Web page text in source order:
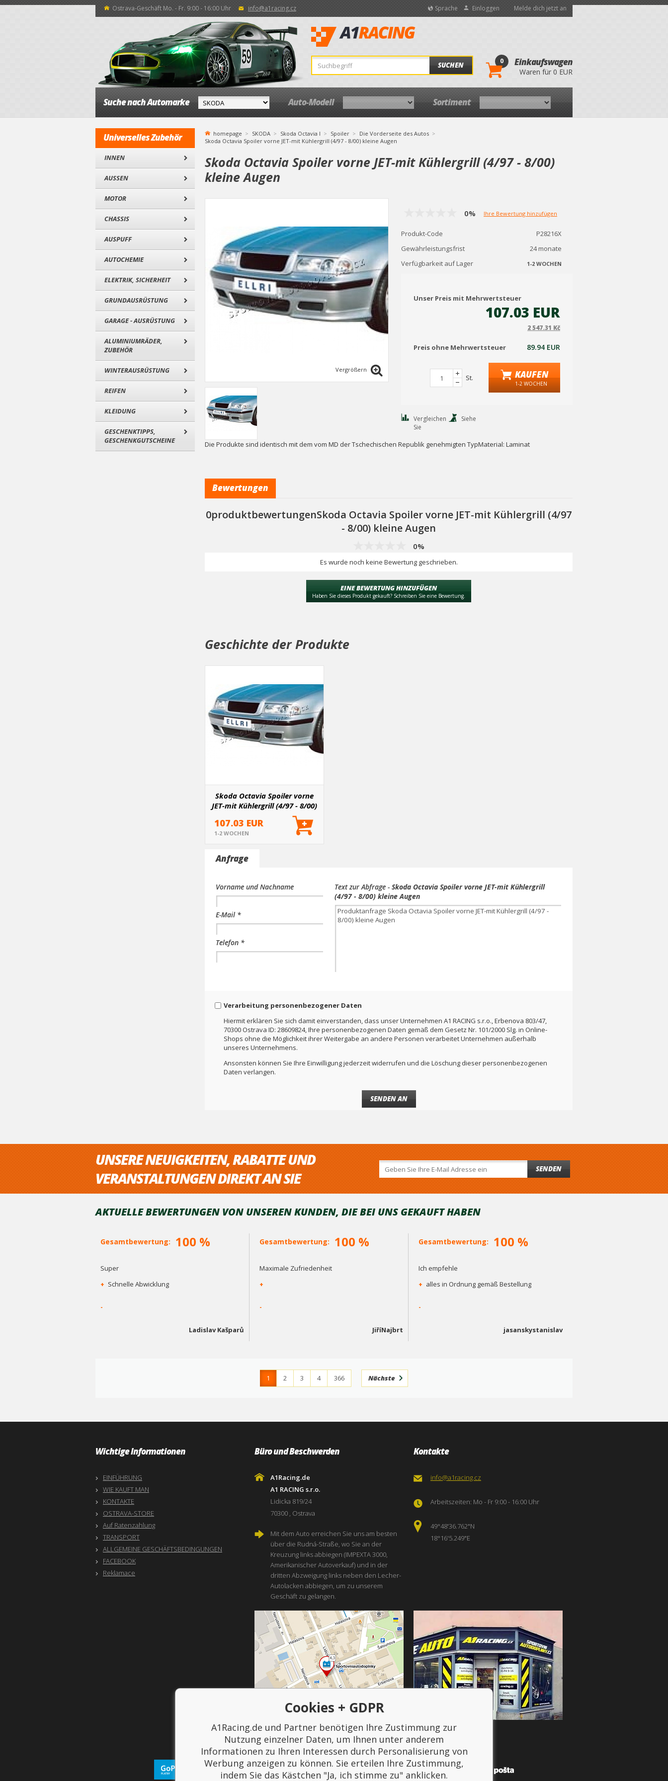
Ostrava-Geschäft Mo. - Fr. 9:00 - 16:00 Uhr info@a1racing.cz Sprache Einloggen Melde dich jetzt an
SUCHEN 0 Einkaufswagen
Waren für 0 EUR
Suche nach Automarke Auto-Modell Sortiment
Universelles Zubehör
INNEN
AUSSEN
MOTOR
CHASSIS
AUSPUFF
AUTOCHEMIE
ELEKTRIK, SICHERHEIT
GRUNDAUSRÜSTUNG
GARAGE - AUSRÜSTUNG
ALUMINIUMRÄDER,
ZUBEHÖR
WINTERAUSRÜSTUNG
REIFEN
KLEIDUNG
GESCHENKTIPPS,
GESCHENKGUTSCHEINE
homepage SKODA Skoda Octavia I Spoiler
Die Vorderseite des Autos
Skoda Octavia Spoiler vorne JET-mit Kühlergrill (4/97 - 8/00) kleine Augen
Skoda Octavia Spoiler vorne JET-mit Kühlergrill (4/97 - 8/00)
kleine Augen
Vergrößern
0% Ihre Bewertung hinzufügen
Produkt-Code
P28216X
Gewährleistungsfrist
24 monate
Verfügbarkeit auf Lager
1-2 WOCHEN
Unser Preis mit Mehrwertsteuer
107.03 EUR
2 547.31 Kč
Preis ohne Mehrwertsteuer 89.94 EUR
St. KAUFEN
1-2 WOCHEN
Vergleichen
Sie
Siehe
Die Produkte sind identisch mit dem vom MD der Tschechischen Republik genehmigten TypMaterial: Laminat
Bewertungen
0produktbewertungenSkoda Octavia Spoiler vorne JET-mit Kühlergrill (4/97
- 8/00) kleine Augen
0%
Es wurde noch keine Bewertung geschrieben.
EINE BEWERTUNG HINZUFÜGEN
Haben Sie dieses Produkt gekauft? Schreiben Sie eine Bewertung.
Geschichte der Produkte
Skoda Octavia Spoiler vorne
JET-mit Kühlergrill (4/97 - 8/00)
107.03 EUR
1-2 WOCHEN
Anfrage
Vorname und Nachname
E-Mail *
Telefon *
Text zur Abfrage - Skoda Octavia Spoiler vorne JET-mit Kühlergrill
(4/97 - 8/00) kleine Augen
Verarbeitung personenbezogener Daten
Hiermit erklären Sie sich damit einverstanden, dass unser Unternehmen A1 RACING s.r.o., Erbenova 803/47,
70300 Ostrava ID: 28609824, Ihre personenbezogenen Daten gemäß dem Gesetz Nr. 101/2000 Slg. in Online-
Shops ohne die Möglichkeit ihrer Weitergabe an andere Personen verarbeitet Unternehmen außerhalb
unseres Unternehmens.
Ansonsten können Sie Ihre Einwilligung jederzeit widerrufen und die Löschung dieser personenbezogenen
Daten verlangen.
UNSERE NEUIGKEITEN, RABATTE UND
VERANSTALTUNGEN DIREKT AN SIE
SENDEN
AKTUELLE BEWERTUNGEN VON UNSEREN KUNDEN, DIE BEI ​​UNS GEKAUFT HABEN
Gesamtbewertung: 100 %
Super
+ Schnelle Abwicklung
-
Ladislav Kašparů
Gesamtbewertung: 100 %
Maximale Zufriedenheit
+
-
JiříNajbrt
Gesamtbewertung: 100 %
Ich empfehle
+ alles in Ordnung gemäß Bestellung
-
jasanskystanislav
1 2 3 4 366 Nächste
Wichtige Informationen
EINFÜHRUNG
WIE KAUFT MAN
KONTAKTE
OSTRAVA-STORE
Auf Ratenzahlung
TRANSPORT
ALLGEMEINE GESCHÄFTSBEDINGUNGEN
FACEBOOK
Reklamace
Büro und Beschwerden
A1Racing.de
A1 RACING s.r.o.
Lidicka 819/24
70300 , Ostrava
Mit dem Auto erreichen Sie uns am besten
über die Rudná-Straße, wo Sie an der
Kreuzung links abbiegen (IMPEXTA 3000,
Amerikanischer Autoverkauf) und in der
dritten Abzweigung links neben den Lecher-
Autolacken abbiegen, um zu unserem
Geschäft zu gelangen.
Kontakte
info@a1racing.cz
Arbeitszeiten: Mo - Fr 9:00 - 16:00 Uhr
49°48'36.762"N
18°16'5.249"E
Bezahlung und Transport
Cookies + GDPR
A1Racing.de und Partner benötigen Ihre Zustimmung zur
Nutzung einzelner Daten, um Ihnen unter anderem
Informationen zu Ihren Interessen durch Personalisierung von
Werbung anzeigen zu können. Sie erteilen Ihre Zustimmung,
indem Sie das Kästchen "Ja, ich stimme zu" anklicken.